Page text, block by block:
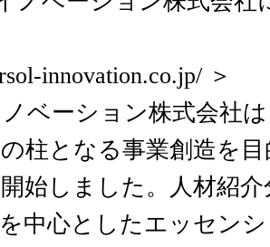
innovation.co.jp/ ＞
ベーション株式会社
柱となる事業創造を目
始しました。人材紹
中心としたエッセン